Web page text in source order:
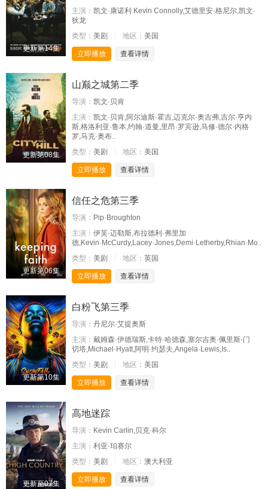
更新第14集
主演： 凯文·康诺利 Kevin Connolly,艾德里安·格尼尔,凯文·
狄龙
类型： 美剧 地区： 美国
立即播放 查看详情
更新第08集
山巅之城第二季
导演： 凯文·贝肯
主演： 凯文·贝肯,阿尔迪斯·霍吉,迈克尔·奥吉弗,吉尔·亨内
斯,格洛利亚·鲁本,约翰·道曼,里昂·罗宾逊,马修·德尔·内格
罗,马克·奥布..
类型： 美剧 地区： 美国
立即播放 查看详情
更新第06集
信任之危第三季
导演： Pip·Broughton
主演： 伊芙·迈勒斯,布拉德利·弗里加
德,Kevin·McCurdy,Lacey·Jones,Demi·Letherby,Rhian·Mo..
类型： 美剧 地区： 英国
立即播放 查看详情
更新第10集
白粉飞第三季
导演： 丹尼尔·艾提奥斯
主演： 戴姆森·伊德瑞斯,卡特·哈德森,塞尔吉奥·佩里斯-门
切塔,Michael·Hyatt,阿明·约瑟夫,Angela·Lewis,Is..
类型： 美剧 地区： 美国
立即播放 查看详情
更新至07集
高地迷踪
导演： Kevin Carlin,贝克·科尔
主演： 利亚·珀赛尔
类型： 美剧 地区： 澳大利亚
立即播放 查看详情